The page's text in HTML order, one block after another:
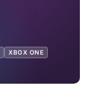
XBOX ONE